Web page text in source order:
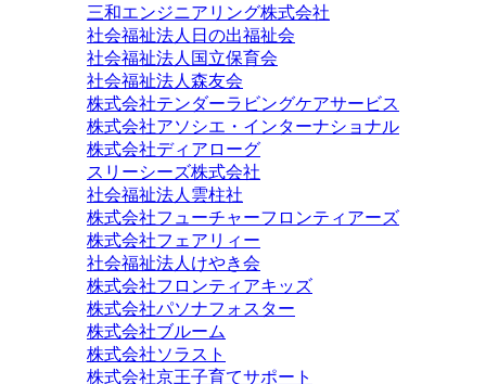
三和エンジニアリング株式会社
社会福祉法人日の出福祉会
社会福祉法人国立保育会
社会福祉法人森友会
株式会社テンダーラビングケアサービス
株式会社アソシエ・インターナショナル
株式会社ディアローグ
スリーシーズ株式会社
社会福祉法人雲柱社
株式会社フューチャーフロンティアーズ
株式会社フェアリィー
社会福祉法人けやき会
株式会社フロンティアキッズ
株式会社パソナフォスター
株式会社ブルーム
株式会社ソラスト
株式会社京王子育てサポート